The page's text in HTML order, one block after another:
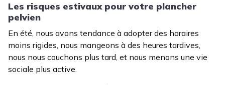
Les risques estivaux pour votre plancher
pelvien
En été, nous avons tendance à adopter des horaires
moins rigides, nous mangeons à des heures tardives,
nous nous couchons plus tard, et nous menons une vie
sociale plus active.